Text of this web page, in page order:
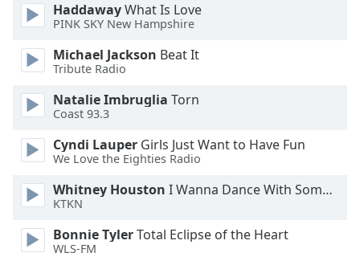
Opacity
Caption
Area
Color
Opacity
Font
Size
HaddawayWhat Is Love
PINK SKY New Hampshire
Michael Jackson Beat It
Tribute Radio
Natalie Imbruglia Torn
Coast 93.3
Cyndi Lauper Girls Just Want to Have Fun
We Love the Eighties Radio
Whitney Houston I Wanna Dance With Somebody
KTKN
Bonnie TylerTotal Eclipse of the Heart
WLS-FM